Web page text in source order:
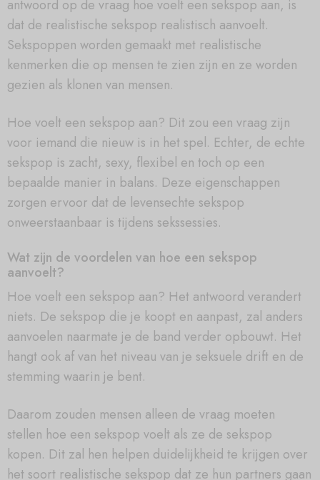
antwoord op de vraag hoe voelt een sekspop aan, is
dat de realistische sekspop realistisch aanvoelt.
Sekspoppen worden gemaakt met realistische
kenmerken die op mensen te zien zijn en ze worden
gezien als klonen van mensen.
Hoe voelt een sekspop aan? Dit zou een vraag zijn
voor iemand die nieuw is in het spel. Echter, de echte
sekspop is zacht, sexy, flexibel en toch op een
bepaalde manier in balans. Deze eigenschappen
zorgen ervoor dat de levensechte sekspop
onweerstaanbaar is tijdens sekssessies.
Wat zijn de voordelen van hoe een sekspop
aanvoelt?
Hoe voelt een sekspop aan? Het antwoord verandert
niets. De sekspop die je koopt en aanpast, zal anders
aanvoelen naarmate je de band verder opbouwt. Het
hangt ook af van het niveau van je seksuele drift en de
stemming waarin je bent.
Daarom zouden mensen alleen de vraag moeten
stellen hoe een sekspop voelt als ze de sekspop
kopen. Dit zal hen helpen duidelijkheid te krijgen over
het soort realistische sekspop dat ze hun partners gaan